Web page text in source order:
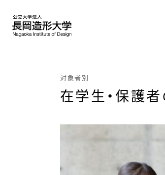
対象者別
在学生・保護